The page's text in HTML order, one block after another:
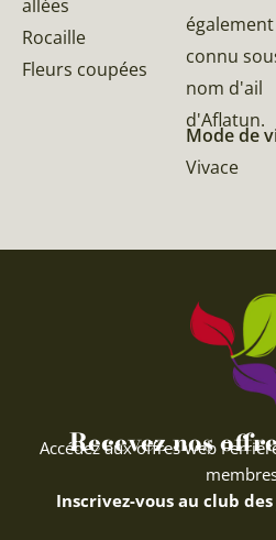
allées
Rocaille
Fleurs coupées
également
connu
nom d'ail
d'Aflatun.
Mode de
Vivace
Recevez nos
Accédez aux offres web
Inscrivez-vous au club